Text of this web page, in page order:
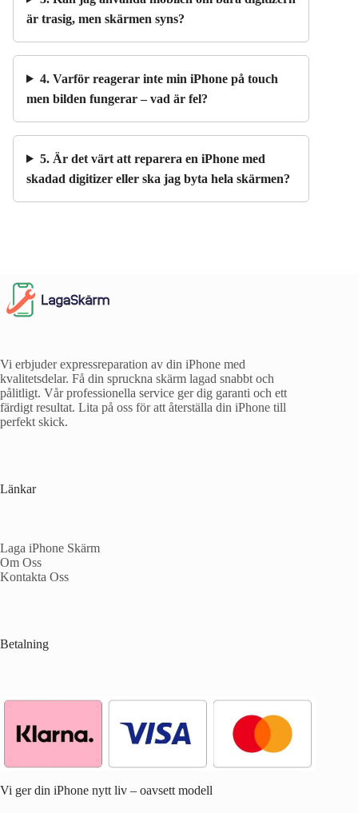
är trasig, men skärmen syns?
4. Varför reagerar inte min iPhone på touch
men bilden fungerar – vad är fel?
5. Är det värt att reparera en iPhone med
skadad digitizer eller ska jag byta hela skärmen?
Vi erbjuder expressreparation av din iPhone med
kvalitetsdelar. Få din spruckna skärm lagad snabbt och
pålitligt. Vår professionella service ger dig garanti och ett
färdigt resultat. Lita på oss för att återställa din iPhone till
perfekt skick.
Länkar
Laga iPhone Skärm
Om Oss
Kontakta Oss
Betalning
Vi ger din iPhone nytt liv – oavsett modell